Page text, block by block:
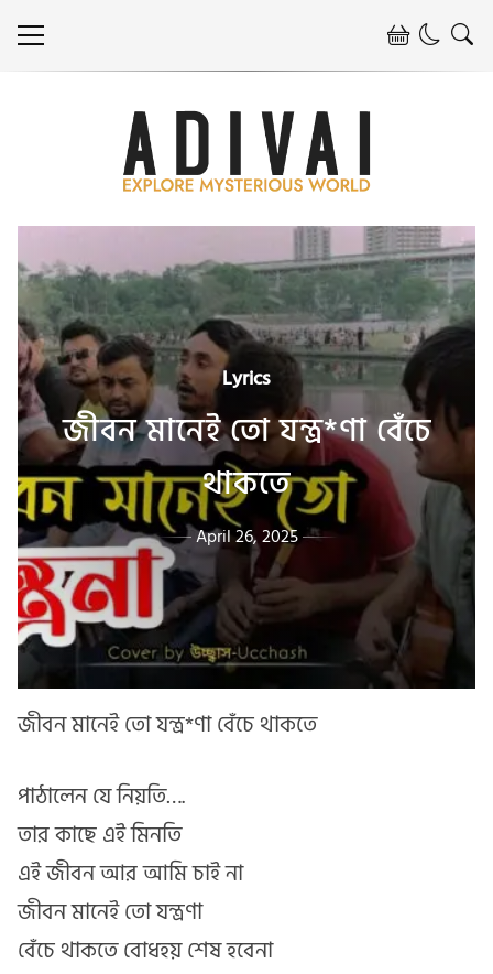
Lyrics
জীবন মানেই তো যন্ত্র*ণা বেঁচে
থাকতে
April 26, 2025
জীবন মানেই তো যন্ত্র*ণা বেঁচে থাকতে
পাঠালেন যে নিয়তি….
তার কাছে এই মিনতি
এই জীবন আর আমি চাই না
জীবন মানেই তো যন্ত্রণা
বেঁচে থাকতে বোধহয় শেষ হবেনা